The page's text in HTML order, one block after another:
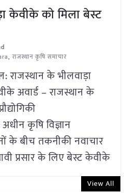
केवीके को मिला बेस्ट
, राजस्थान कृषि समाचार
राजस्थान के भीलवाड़ा
अवार्ड – राजस्थान के
कृषि विज्ञान
के बीच तकनीकी नवाचार
प्रसार के लिए बेस्ट केवीके
View All